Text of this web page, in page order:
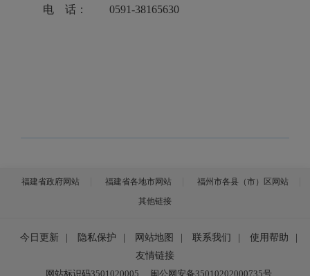
电 话： 0591-38165630
福建省政府网站 福建省各地市网站
福州市各县（市）区网站
其他链接
今日更新 隐私保护 网站地图 联系我们 使用帮助
友情链接
网站标识码3501020005
闽公网安备35010202000735号